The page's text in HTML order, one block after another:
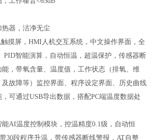
器，洁净无尘
摸屏，HMI人机交互系统，中文操作界面，全
PID智能演算，自动恒温，超温保护，传感器断
，带氧含量、温度值，工作状态（排氧、维
故障等）监控界面、程序设定界面、历史曲线
可通过USB导出数据，搭配PC端温度数据处
能AI温度控制模块，控温精度0.1级，自动恒
30段程序升温，带传感器断线警报，AT自整